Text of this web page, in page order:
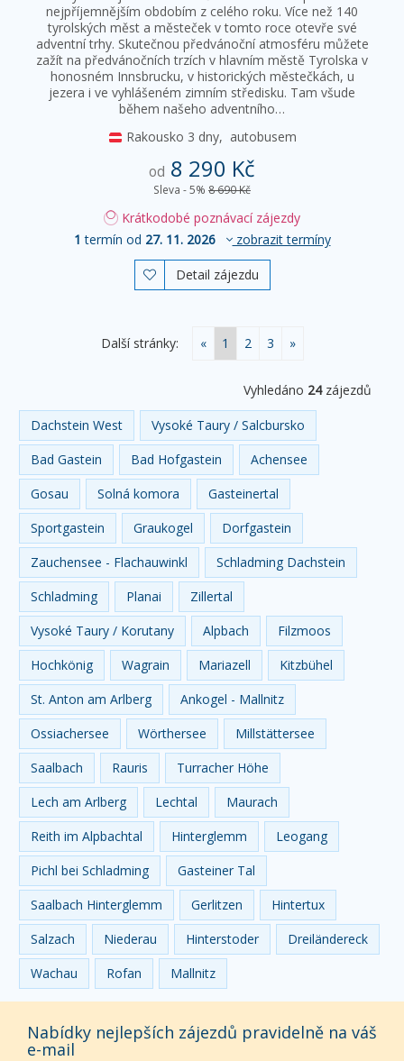
nejpříjemnějším obdobím z celého roku. Více než 140
tyrolských měst a městeček v tomto roce otevře své
adventní trhy. Skutečnou předvánoční atmosféru můžete
zažít na předvánočních trzích v hlavním městě Tyrolska v
honosném Innsbrucku, v historických městečkách, u
jezera i ve vyhlášeném zimním středisku. Tam všude
během našeho adventního…
Rakousko 3 dny, autobusem
od 8 290 Kč
Sleva - 5% 8 690 Kč
Krátkodobé poznávací zájezdy
1 termín od 27. 11. 2026 zobrazit termíny
 Detail zájezdu
Další stránky: « 1 2 3 »
Vyhledáno 24zájezdů
Dachstein West
Vysoké Taury / Salcbursko
Bad Gastein
Bad Hofgastein
Achensee
Gosau
Solná komora
Gasteinertal
Sportgastein
Graukogel
Dorfgastein
Zauchensee - Flachauwinkl
Schladming Dachstein
Schladming
Planai
Zillertal
Vysoké Taury / Korutany
Alpbach
Filzmoos
Hochkönig
Wagrain Mariazell
Kitzbühel
St. Anton am Arlberg
Ankogel - Mallnitz
Ossiachersee
Wörthersee
Millstättersee
Saalbach
Rauris
Turracher Höhe
Lech am Arlberg
Lechtal
Maurach
Reith im Alpbachtal
Hinterglemm
Leogang
Pichl bei Schladming
Gasteiner Tal
Saalbach Hinterglemm
Gerlitzen
Hintertux
Salzach
Niederau Hinterstoder
Dreiländereck
Wachau
Rofan Mallnitz
Nabídky nejlepších zájezdů pravidelně na váš
e-mail